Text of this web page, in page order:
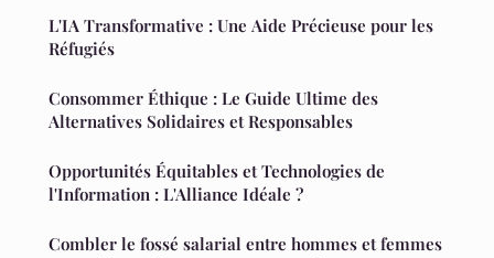
L'IA Transformative : Une Aide Précieuse pour les
Réfugiés
Consommer Éthique : Le Guide Ultime des
Alternatives Solidaires et Responsables
Opportunités Équitables et Technologies de
l'Information : L'Alliance Idéale ?
Combler le fossé salarial entre hommes et femmes